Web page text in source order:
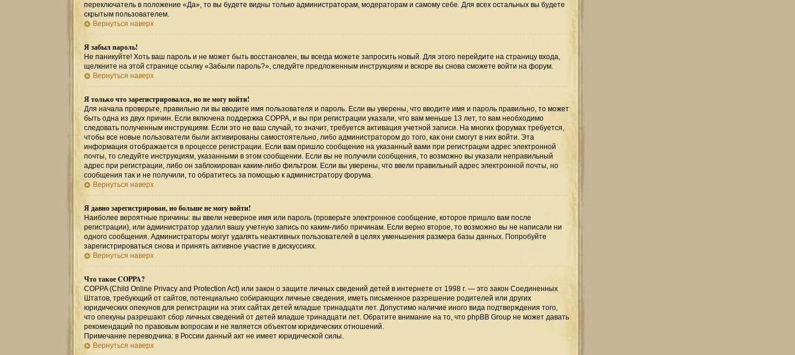
переключатель в положение «Да», то вы будете видны только администраторам, модераторам и самому себе. Для всех остальных вы будете
скрытым пользователем.
Вернуться наверх
Я забыл пароль!
Не паникуйте! Хоть ваш пароль и не может быть восстановлен, вы всегда можете запросить новый. Для этого перейдите на страницу входа,
щелкните на этой странице ссылку «Забыли пароль?», следуйте предложенным инструкциям и вскоре вы снова сможете войти на форум.
Вернуться наверх
Я только что зарегистрировался, но не могу войти!
Для начала проверьте, правильно ли вы вводите имя пользователя и пароль. Если вы уверены, что вводите имя и пароль правильно, то может
быть одна из двух причин. Если включена поддержка COPPA, и вы при регистрации указали, что вам меньше 13 лет, то вам необходимо
следовать полученным инструкциям. Если это не ваш случай, то значит, требуется активация учетной записи. На многих форумах требуется,
чтобы все новые пользователи были активированы самостоятельно, либо администратором до того, как они смогут в них войти. Эта
информация отображается в процессе регистрации. Если вам пришло сообщение на указанный вами при регистрации адрес электронной
почты, то следуйте инструкциям, указанными в этом сообщении. Если вы не получили сообщения, то возможно вы указали неправильный
адрес при регистрации, либо он заблокирован каким-либо фильтром. Если вы уверены, что ввели правильный адрес электронной почты, но
сообщения так и не получили, то обратитесь за помощью к администратору форума.
Вернуться наверх
Я давно зарегистрирован, но больше не могу войти!
Наиболее вероятные причины: вы ввели неверное имя или пароль (проверьте электронное сообщение, которое пришло вам после
регистрации), или администратор удалил вашу учетную запись по каким-либо причинам. Если верно второе, то возможно вы не написали ни
одного сообщения. Администраторы могут удалять неактивных пользователей в целях уменьшения размера базы данных. Попробуйте
зарегистрироваться снова и принять активное участие в дискуссиях.
Вернуться наверх
Что такое COPPA?
COPPA (Child Online Privacy and Protection Act) или закон о защите личных сведений детей в интернете от 1998 г. — это закон Соединенных
Штатов, требующий от сайтов, потенциально собирающих личные сведения, иметь письменное разрешение родителей или других
юридических опекунов для регистрации на этих сайтах детей младше тринадцати лет. Допустимо наличие иного вида подтверждения того,
что опекуны разрешают сбор личных сведений от детей младше тринадцати лет. Обратите внимание на то, что phpBB Group не может давать
рекомендаций по правовым вопросам и не является объектом юридических отношений.
Примечание переводчика: в России данный акт не имеет юридической силы.
Вернуться наверх